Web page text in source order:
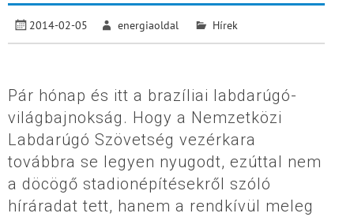
2014-02-05 energiaoldal Hírek
Pár hónap és itt a brazíliai labdarúgó-
világbajnokság. Hogy a Nemzetközi
Labdarúgó Szövetség vezérkara
továbbra se legyen nyugodt, ezúttal nem
a döcögő stadionépítésekről szóló
híráradat tett, hanem a rendkívül meleg